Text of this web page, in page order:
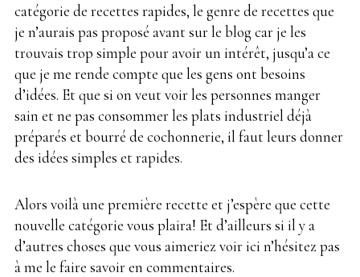
catégorie de recettes rapides, le genre de recettes que
je n’aurais pas proposé avant sur le blog car je les
trouvais trop simple pour avoir un intérêt, jusqu’a ce
que je me rende compte que les gens ont besoins
d’idées. Et que si on veut voir les personnes manger
sain et ne pas consommer les plats industriel déjà
préparés et bourré de cochonnerie, il faut leurs donner
des idées simples et rapides.
Alors voilà une première recette et j’espère que cette
nouvelle catégorie vous plaira! Et d’ailleurs si il y a
d’autres choses que vous aimeriez voir ici n’hésitez pas
à me le faire savoir en commentaires.